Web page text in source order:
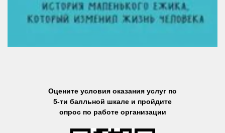
Оцените условия оказания услуг по
5-ти балльной шкале и пройдите
опрос по работе организации